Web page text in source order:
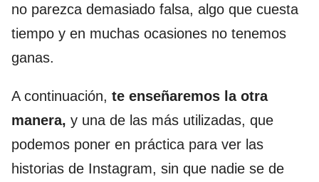
no parezca demasiado falsa, algo que cuesta
tiempo y en muchas ocasiones no tenemos
ganas.
A continuación, te enseñaremos la otra
manera, y una de las más utilizadas, que
podemos poner en práctica para ver las
historias de Instagram, sin que nadie se de